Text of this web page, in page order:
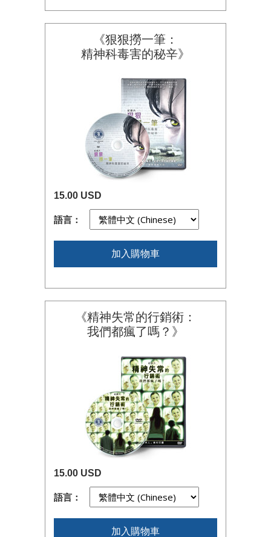
《狠狠撈一筆：
精神科毒害的秘辛》
15.00 USD
語言：
加入購物車
《精神失常的行銷術：
我們都瘋了嗎？》
15.00 USD
語言：
加入購物車